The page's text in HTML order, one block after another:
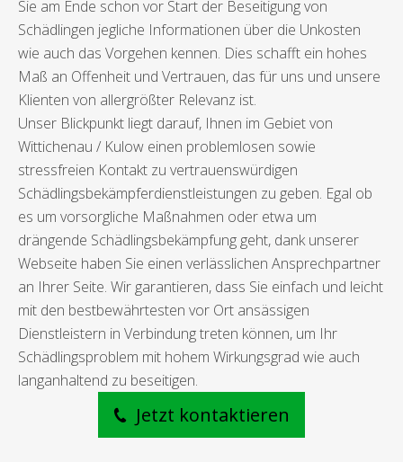
Sie am Ende schon vor Start der Beseitigung von
Schädlingen jegliche Informationen über die Unkosten
wie auch das Vorgehen kennen. Dies schafft ein hohes
Maß an Offenheit und Vertrauen, das für uns und unsere
Klienten von allergrößter Relevanz ist.
Unser Blickpunkt liegt darauf, Ihnen im Gebiet von
Wittichenau / Kulow einen problemlosen sowie
stressfreien Kontakt zu vertrauenswürdigen
Schädlingsbekämpferdienstleistungen zu geben. Egal ob
es um vorsorgliche Maßnahmen oder etwa um
drängende Schädlingsbekämpfung geht, dank unserer
Webseite haben Sie einen verlässlichen Ansprechpartner
an Ihrer Seite. Wir garantieren, dass Sie einfach und leicht
mit den bestbewährtesten vor Ort ansässigen
Dienstleistern in Verbindung treten können, um Ihr
Schädlingsproblem mit hohem Wirkungsgrad wie auch
langanhaltend zu beseitigen.
Jetzt kontaktieren